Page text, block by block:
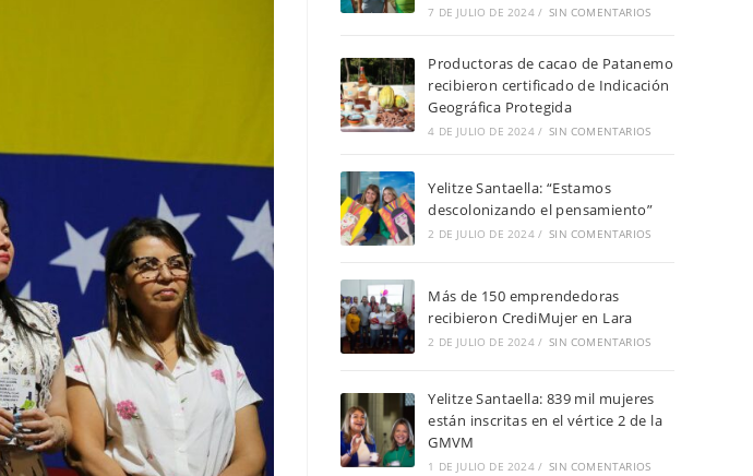
7 DE JULIO DE 2024 / SIN COMENTARIOS
Productoras de cacao de Patanemo
recibieron certificado de Indicación
Geográfica Protegida
4 DE JULIO DE 2024 / SIN COMENTARIOS
Yelitze Santaella: “Estamos
descolonizando el pensamiento”
2 DE JULIO DE 2024 / SIN COMENTARIOS
Más de 150 emprendedoras
recibieron CrediMujer en Lara
2 DE JULIO DE 2024 / SIN COMENTARIOS
Yelitze Santaella: 839 mil mujeres
están inscritas en el vértice 2 de la
GMVM
1 DE JULIO DE 2024 / SIN COMENTARIOS